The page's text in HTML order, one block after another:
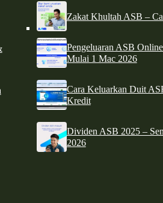
Zakat Khultah ASB –
Pengeluaran ASB
Mulai 1 Mac 2026
Cara Keluarkan Duit
Kredit
Dividen ASB 2025 –
2026